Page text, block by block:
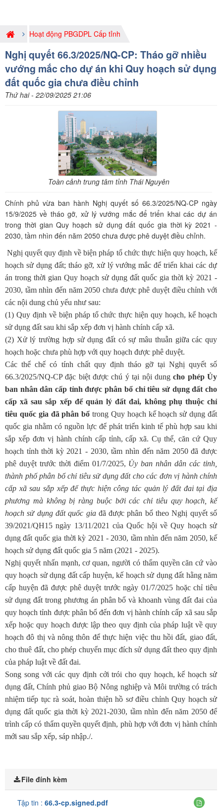
Hoạt động PBGDPL Cấp tỉnh
Nghị quyết 66.3/2025/NQ-CP: Tháo gỡ nhiều
vướng mắc cho dự án khi Quy hoạch sử dụng
đất quốc gia chưa điều chỉnh
Thứ hai - 22/09/2025 21:06
Toàn cảnh trung tâm tỉnh Thái Nguyên
Chính phủ vừa ban hành Nghị quyết số 66.3/2025/NQ-CP ngày
15/9/2025 về tháo gỡ, xử lý vướng mắc để triển khai các dự án
trong thời gian Quy hoạch sử dụng đất quốc gia thời kỳ 2021 -
2030, tầm nhìn đến năm 2050 chưa được phê duyệt điều chỉnh.
Nghị quyết quy định về biện pháp tổ chức thực hiện quy hoạch, kế
hoạch sử dụng đất; tháo gỡ, xử lý vướng mắc để triển khai các dự
án trong thời gian Quy hoạch sử dụng đất quốc gia thời kỳ 2021 -
2030, tầm nhìn đến năm 2050 chưa được phê duyệt điều chỉnh với
các nội dung chủ yếu như sau:
(1) Quy định về biện pháp tổ chức thực hiện quy hoạch, kế hoạch
sử dụng đất sau khi sắp xếp đơn vị hành chính cấp xã.
(2) Xử lý trường hợp sử dụng đất có sự mâu thuẫn giữa các quy
hoạch hoặc chưa phù hợp với quy hoạch được phê duyệt.
Các thể chế có tính chất quy định tháo gỡ tại Nghị quyết số
66.3/2025/NQ-CP đặc biệt được chú ý tại nội dungcho phép Ủy
ban nhân dân cấp tỉnh được phân bổ chỉ tiêu sử dụng đất cho
cấp xã sau sắp xếp để quản lý đất đai, không phụ thuộc chỉ
tiêu quốc gia đã phân bổtrong Quy hoạch kế hoạch sử dụng đất
quốc gia nhằm có nguồn lực để phát triển kinh tế phù hợp sau khi
sắp xếp đơn vị hành chính cấp tỉnh, cấp xã. Cụ thể, căn cứ Quy
hoạch tỉnh thời kỳ 2021 - 2030, tầm nhìn đến năm 2050 đã được
phê duyệt trước thời điểm 01/7/2025, Ủy ban nhân dân các tỉnh,
thành phố phân bổ chỉ tiêu sử dụng đất cho các đơn vị hành chính
cấp xã sau sắp xếp để thực hiện công tác quản lý đất đai tại địa
phương mà không bị ràng buộc bởi các chỉ tiêu quy hoạch, kế
hoạch sử dụng đất quốc giađã được phân bổ theo Nghị quyết số
39/2021/QH15 ngày 13/11/2021 của Quốc hội về Quy hoạch sử
dụng đất quốc gia thời kỳ 2021 - 2030, tầm nhìn đến năm 2050, kế
hoạch sử dụng đất quốc gia 5 năm (2021 - 2025).
Nghị quyết nhấn mạnh, cơ quan, người có thẩm quyền căn cứ vào
quy hoạch sử dụng đất cấp huyện, kế hoạch sử dụng đất hằng năm
cấp huyện đã được phê duyệt trước ngày 01/7/2025 hoặc chỉ tiêu
sử dụng đất trong phương án phân bổ và khoanh vùng đất đai của
quy hoạch tỉnh được phân bổ đến đơn vị hành chính cấp xã sau sắp
xếp hoặc quy hoạch được lập theo quy định của pháp luật về quy
hoạch đô thị và nông thôn để thực hiện việc thu hồi đất, giao đất,
cho thuê đất, cho phép chuyển mục đích sử dụng đất theo quy định
của pháp luật về đất đai.
Song song với các quy định cởi trói cho quy hoạch, kế hoạch sử
dụng đất, Chính phủ giao Bộ Nông nghiệp và Môi trường có trách
nhiệm tiếp tục rà soát, hoàn thiện hồ sơ điều chỉnh Quy hoạch sử
dụng đất quốc gia thời kỳ 2021-2030, tầm nhìn đến năm 2050 để
trình cấp có thẩm quyền quyết định, phù hợp với đơn vị hành chính
mới sau sắp xếp, sáp nhập./.
File đính kèm
Tập tin : 66.3-cp.signed.pdf